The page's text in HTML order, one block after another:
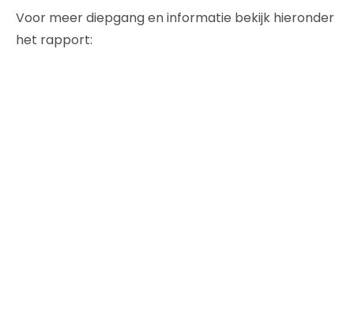
Voor meer diepgang en informatie bekijk hieronder
het rapport: